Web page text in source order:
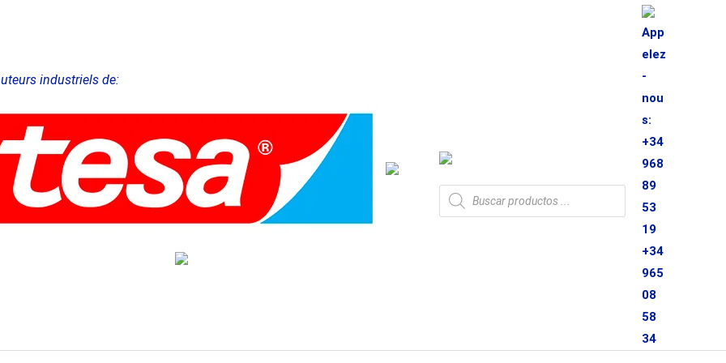
industriels de:
Recherche
de
produits
App
elez
-
nou
s:
+34
968
89
53
19
+34
965
08
58
34